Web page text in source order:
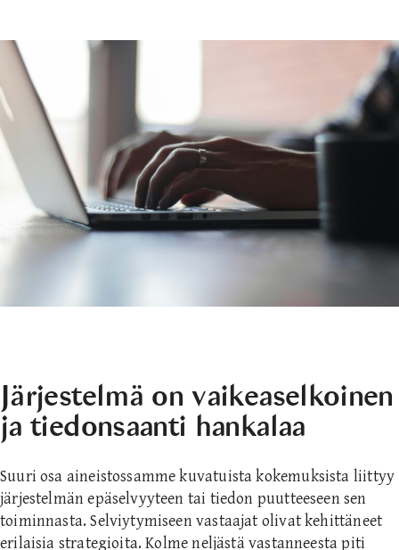
Järjestelmä on vaikeaselkoinen
ja tiedonsaanti hankalaa
Suuri osa aineistossamme kuvatuista kokemuksista liittyy
järjestelmän epäselvyyteen tai tiedon puutteeseen sen
toiminnasta. Selviytymiseen vastaajat olivat kehittäneet
erilaisia strategioita. Kolme neljästä vastanneesta piti